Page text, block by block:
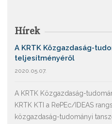
Hírek
A KRTK Közgazdaság-
teljesítményéről
2020.05.07.
A KRTK Közgazdaság-
KRTK KTI a RePEc/IDEAS
közgazdaság-tudományi